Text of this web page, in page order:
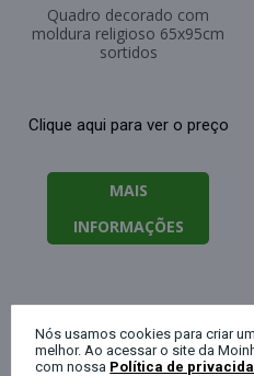
Quadro decorado com
moldura religioso 65x95cm
sortidos
Clique aqui para ver o preço
MAIS
INFORMAÇÕES
QUEM COMPROU
Nós usamos cookies para criar
melhor. Ao acessar o site da
com nossa Política de